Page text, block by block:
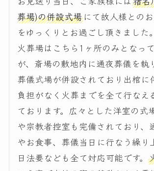
葬場)の併設式場 にて故人様との
をゆっくりとお過ごし頂きました
火葬場はこちら1ヶ所のみとなっ
が、斎場の敷地内に通夜葬儀を執
葬儀式場が併設されており出棺に
負担がなく火葬までを全て行なえ
ております。広々とした洋室の式
や宗教者控室も完備されており、
やお食事、葬儀当日に行なう繰り
日法要なども全て対応可能です。